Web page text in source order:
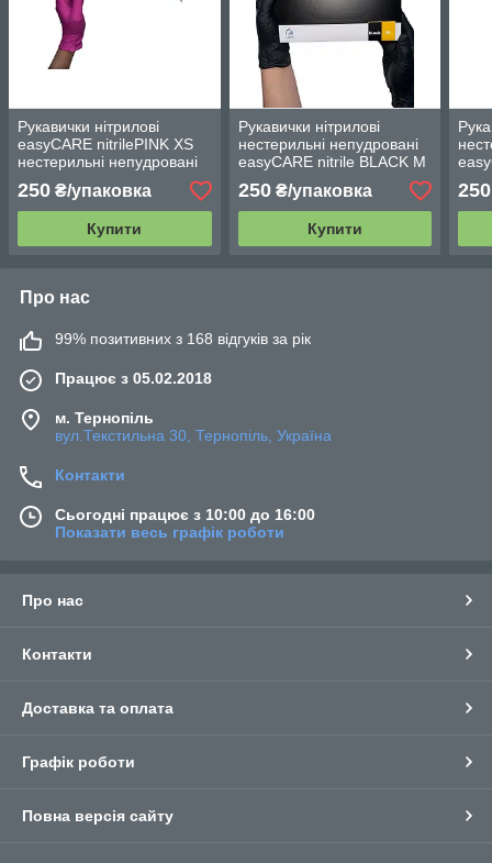
Рукавички нітрилові
easyCARE nitrilePINK ХS
нестерильні непудровані
(50 пар / уп) рожеві
250 ₴/упаковка
Купити
Рукавички нітрилові
нестерильні непудровані
easyCARE nitrile BLACK M
(50 пар / уп) чорні
250₴/упаковка
Купити
(50
250
Про нас
99% позитивних з 168 відгуків за рік
Працює з 05.02.2018
м. Тернопіль
вул.Текстильна 30, Тернопіль, Україна
Контакти
Сьогодні працює з 10:00 до 16:00
Показати весь графік роботи
Про нас
Контакти
Доставка та оплата
Графік роботи
Повна версія сайту